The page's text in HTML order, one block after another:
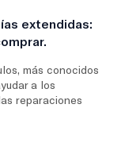
extendidas:
más conocidos
a los
reparaciones